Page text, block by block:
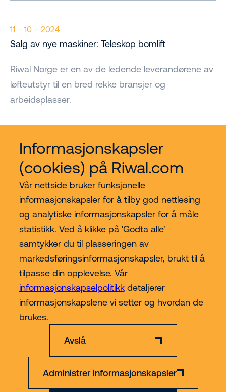
Informasjonskapsler
(cookies) på Riwal.com
Vår nettside bruker funksjonelle
informasjonskapsler for å tilby god nettlesing
og analytiske informasjonskapsler for å måle
statistikk. Ved å klikke på 'Godta alle'
samtykker du til plasseringen av
markedsføringsinformasjonskapsler, brukt til å
tilpasse din opplevelse. Vår
informasjonskapselpolitikkdetaljerer
informasjonskapslene vi setter og hvordan de
brukes.
Avslå
Administrer informasjonskapsler
11 – 10 – 2024
Salg av nye maskiner: Teleskop bomlift
Riwal Norge er en av de ledende leverandørene av
løfteutstyr til en bred rekke bransjer og
arbeidsplasser.
Kjøp hos Riwal Norge
Contact
Mer
AnsvarsfraskrivelsePersonvern- og informasjonskapslerOrg nr 891 223 862